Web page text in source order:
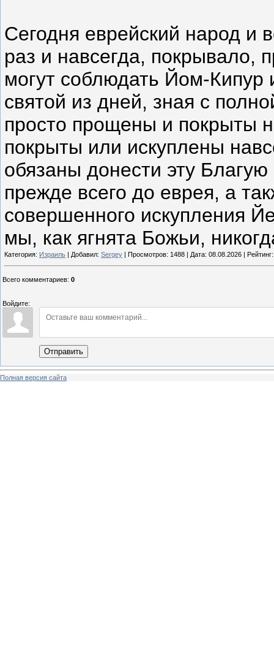
Сегодня еврейский народ и
раз и навсегда, покрывало,
могут соблюдать Йом-Кипур
святой из дней, зная с
просто прощены и покрыты
покрыты или искуплены
обязаны донести эту
прежде всего до еврея, а
совершенного искупления
мы, как ягнята Божьи,
Категория: Израиль | Добавил: Sergey | Просмотров: 1488 | Дата: 08.08.2026 |
Всего комментариев: 0
Войдите:
Отправить
Полная версия сайта